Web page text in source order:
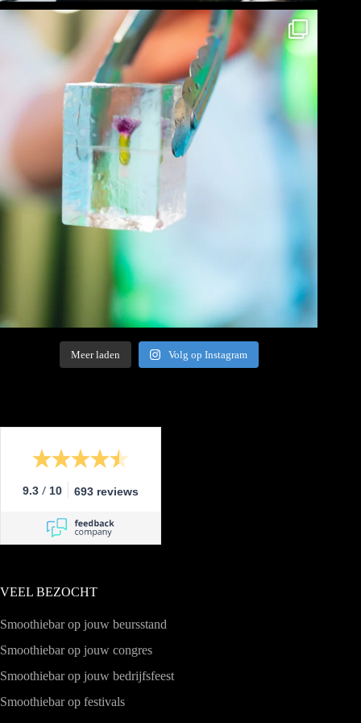
Meer laden Volg op Instagram
9.3 / 10 693 reviews
VEEL BEZOCHT
Smoothiebar op jouw beursstand
Smoothiebar op jouw congres
Smoothiebar op jouw bedrijfsfeest
Smoothiebar op festivals